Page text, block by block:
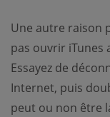
Une autre raison
pas ouvrir iTunes
Essayez de
Internet, puis
peut ou non être